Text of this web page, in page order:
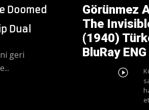
Doomed
Dual
geri
Görünmez
The
(1940)
BluRay ENG